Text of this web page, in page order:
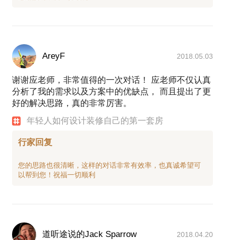
AreyF 2018.05.03
谢谢应老师，非常值得的一次对话！ 应老师不仅认真
分析了我的需求以及方案中的优缺点， 而且提出了更
好的解决思路，真的非常厉害。
年轻人如何设计装修自己的第一套房
行家回复
您的思路也很清晰，这样的对话非常有效率，也真诚希望可
道听途说的Jack Sparrow 2018.04.20